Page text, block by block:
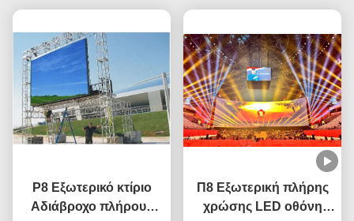
P8 Εξωτερικό κτίριο
Αδιάβροχο πλήρους
Π8 Εξωτερική πλήρης
χρώσης LED οθόνη